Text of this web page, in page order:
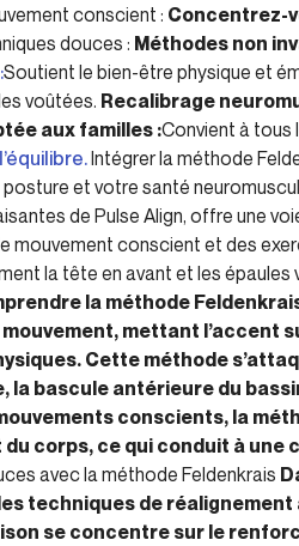
conscient : Concentrez-
douces : Méthodes non
Soutient le bien-être physique et
voûtées. Recalibrage
aux familles :Convient à tous
Intégrer la méthode
posture et votre santé
de Pulse Align, offre une
mouvement conscient et des
la tête en avant et les
la méthode
mettant l’accent
Cette méthode
la bascule antérieure du
conscients, la
du corps, ce qui conduit à
avec la méthode Feldenkrais
techniques de
se concentre sur le